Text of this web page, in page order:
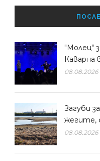
"Молец"
Каварна
08.08.2026
Загуби
жегите,
08.08.2026